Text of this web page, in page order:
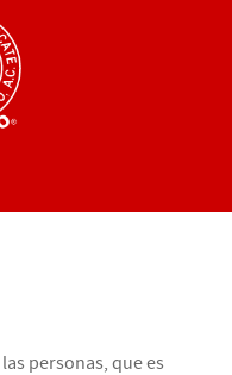
personas, que es